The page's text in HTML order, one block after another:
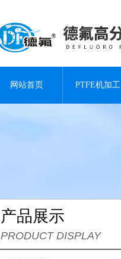
网站首页 PTFE机加工
产品展示
PRODUCT DISPLAY